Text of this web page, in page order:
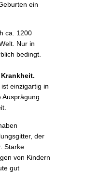
ein
ca. 1200
Nur in
bedingt.
einzigartig in
Ausprägung
der
Starke
von Kindern
gut